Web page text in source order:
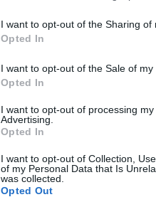
I want to opt-out of the Sharing of
Opted In
I want to opt-out of the Sale of
Opted In
I want to opt-out of processing
Advertising.
Opted In
I want to opt-out of Collection,
of my Personal Data that Is
was collected.
Opted Out